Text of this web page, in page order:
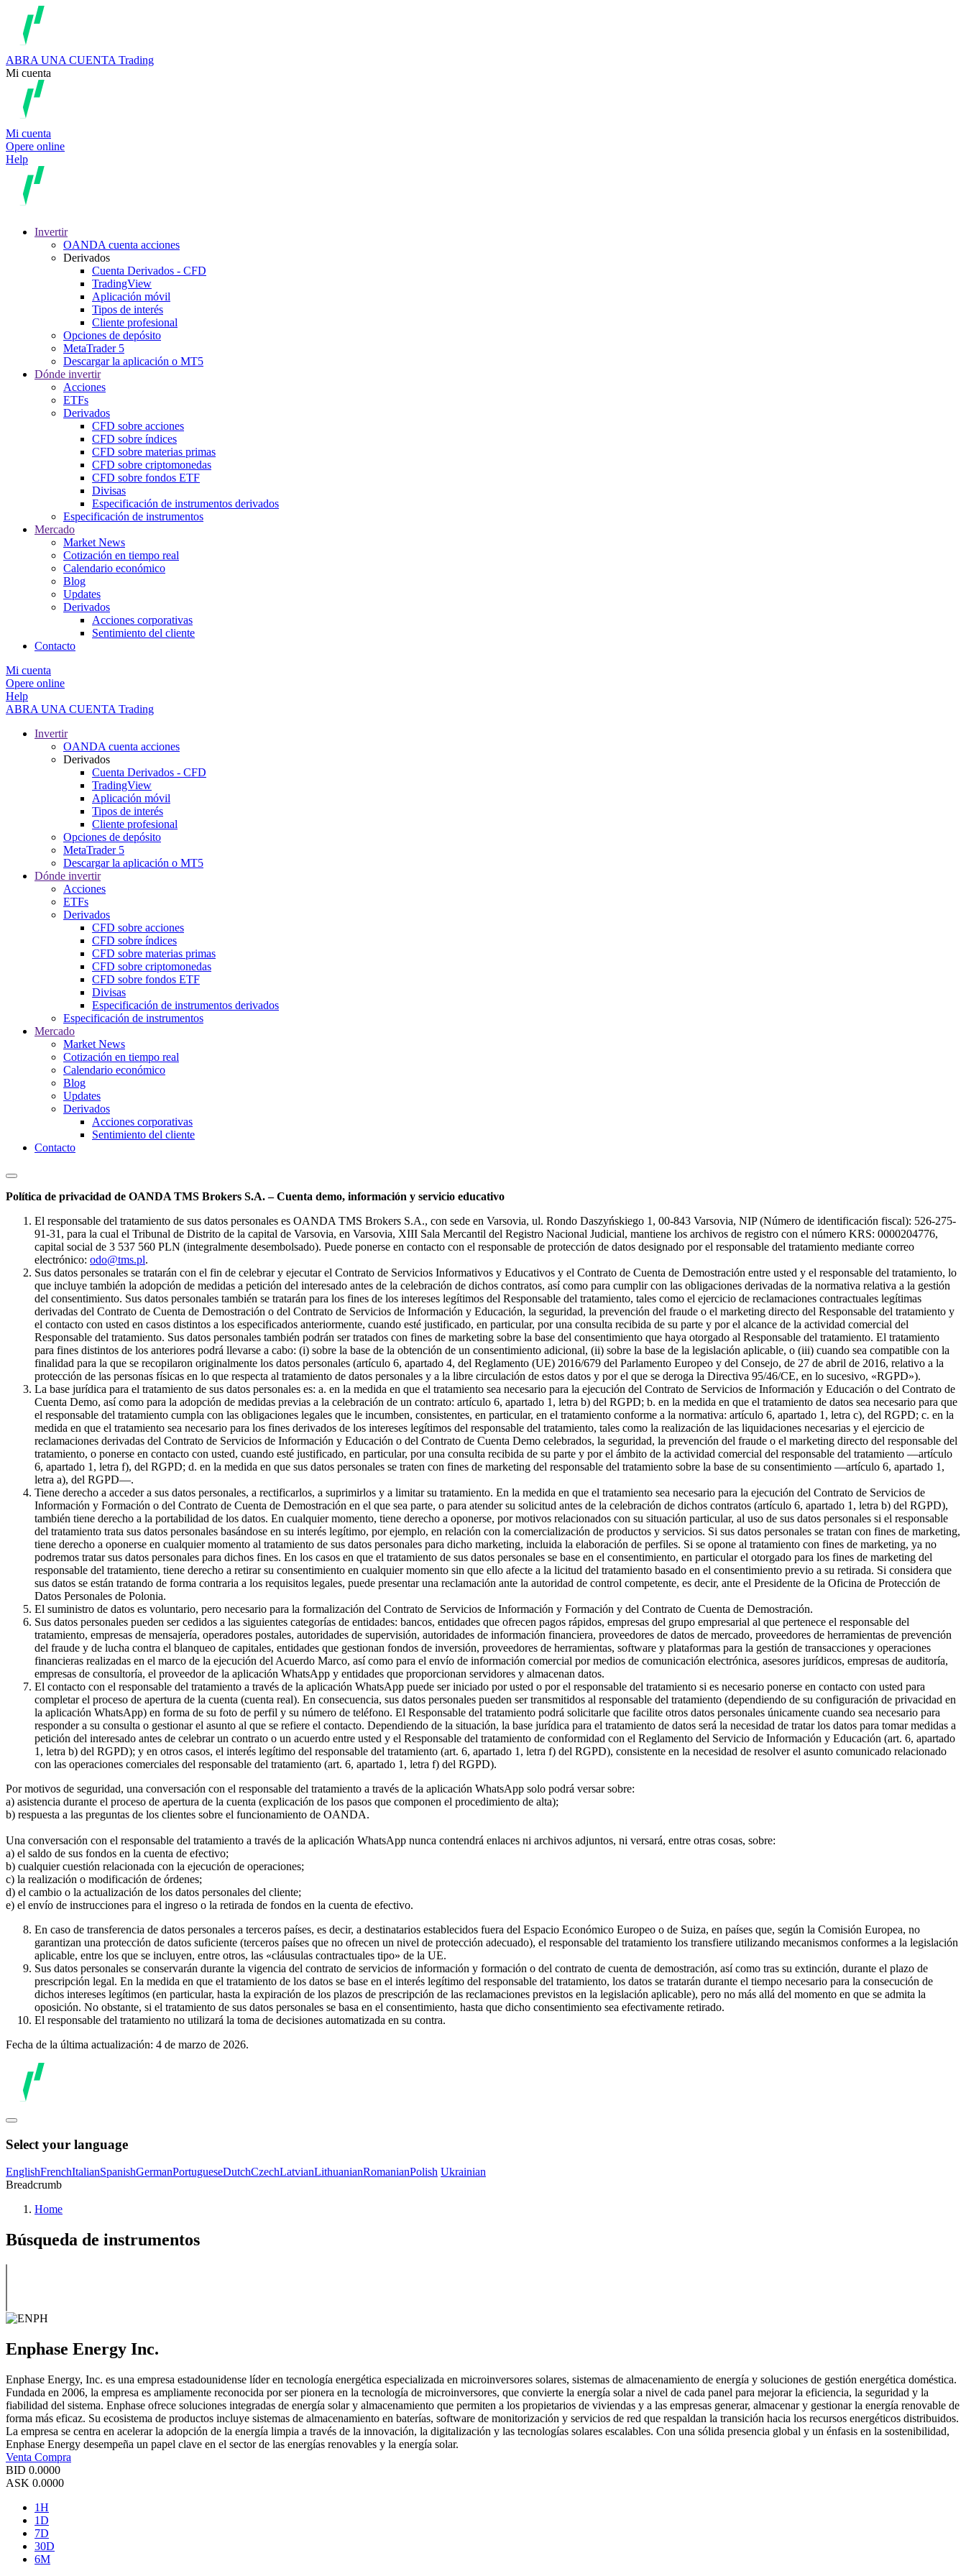
ABRA UNA CUENTA Trading
Mi cuenta
Mi cuenta
Opere online
Help
Invertir
OANDA cuenta acciones
Derivados
Cuenta Derivados - CFD
TradingView
Aplicación móvil
Tipos de interés
Cliente profesional
Opciones de depósito
MetaTrader 5
Descargar la aplicación o MT5
Dónde invertir
Acciones
ETFs
Derivados
CFD sobre acciones
CFD sobre índices
CFD sobre materias primas
CFD sobre criptomonedas
CFD sobre fondos ETF
Divisas
Especificación de instrumentos derivados
Especificación de instrumentos
Mercado
Market News
Cotización en tiempo real
Calendario económico
Blog
Updates
Derivados
Acciones corporativas
Sentimiento del cliente
Contacto
Mi cuenta
Opere online
Help
ABRA UNA CUENTA Trading
Invertir
OANDA cuenta acciones
Derivados
Cuenta Derivados - CFD
TradingView
Aplicación móvil
Tipos de interés
Cliente profesional
Opciones de depósito
MetaTrader 5
Descargar la aplicación o MT5
Dónde invertir
Acciones
ETFs
Derivados
CFD sobre acciones
CFD sobre índices
CFD sobre materias primas
CFD sobre criptomonedas
CFD sobre fondos ETF
Divisas
Especificación de instrumentos derivados
Especificación de instrumentos
Mercado
Market News
Cotización en tiempo real
Calendario económico
Blog
Updates
Derivados
Acciones corporativas
Sentimiento del cliente
Contacto
Política de privacidad de OANDA TMS Brokers S.A. – Cuenta demo, información y servicio educativo
El responsable del tratamiento de sus datos personales es OANDA TMS Brokers S.A., con sede en Varsovia, ul. Rondo Daszyńskiego 1, 00-843 Varsovia, NIP (Número de identificación fiscal): 526-275-
91-31, para la cual el Tribunal de Distrito de la capital de Varsovia, en Varsovia, XIII Sala Mercantil del Registro Nacional Judicial, mantiene los archivos de registro con el número KRS: 0000204776,
capital social de 3 537 560 PLN (integralmente desembolsado). Puede ponerse en contacto con el responsable de protección de datos designado por el responsable del tratamiento mediante correo
electrónico: odo@tms.pl.
Sus datos personales se tratarán con el fin de celebrar y ejecutar el Contrato de Servicios Informativos y Educativos y el Contrato de Cuenta de Demostración entre usted y el responsable del tratamiento, lo
que incluye también la adopción de medidas a petición del interesado antes de la celebración de dichos contratos, así como para cumplir con las obligaciones derivadas de la normativa relativa a la gestión
del consentimiento. Sus datos personales también se tratarán para los fines de los intereses legítimos del Responsable del tratamiento, tales como el ejercicio de reclamaciones contractuales legítimas
derivadas del Contrato de Cuenta de Demostración o del Contrato de Servicios de Información y Educación, la seguridad, la prevención del fraude o el marketing directo del Responsable del tratamiento y
el contacto con usted en casos distintos a los especificados anteriormente, cuando esté justificado, en particular, por una consulta recibida de su parte y por el alcance de la actividad comercial del
Responsable del tratamiento. Sus datos personales también podrán ser tratados con fines de marketing sobre la base del consentimiento que haya otorgado al Responsable del tratamiento. El tratamiento
para fines distintos de los anteriores podrá llevarse a cabo: (i) sobre la base de la obtención de un consentimiento adicional, (ii) sobre la base de la legislación aplicable, o (iii) cuando sea compatible con la
finalidad para la que se recopilaron originalmente los datos personales (artículo 6, apartado 4, del Reglamento (UE) 2016/679 del Parlamento Europeo y del Consejo, de 27 de abril de 2016, relativo a la
protección de las personas físicas en lo que respecta al tratamiento de datos personales y a la libre circulación de estos datos y por el que se deroga la Directiva 95/46/CE, en lo sucesivo, «RGPD»).
La base jurídica para el tratamiento de sus datos personales es: a. en la medida en que el tratamiento sea necesario para la ejecución del Contrato de Servicios de Información y Educación o del Contrato de
Cuenta Demo, así como para la adopción de medidas previas a la celebración de un contrato: artículo 6, apartado 1, letra b) del RGPD; b. en la medida en que el tratamiento de datos sea necesario para que
el responsable del tratamiento cumpla con las obligaciones legales que le incumben, consistentes, en particular, en el tratamiento conforme a la normativa: artículo 6, apartado 1, letra c), del RGPD; c. en la
medida en que el tratamiento sea necesario para los fines derivados de los intereses legítimos del responsable del tratamiento, tales como la realización de las liquidaciones necesarias y el ejercicio de
reclamaciones derivadas del Contrato de Servicios de Información y Educación o del Contrato de Cuenta Demo celebrados, la seguridad, la prevención del fraude o el marketing directo del responsable del
tratamiento, o ponerse en contacto con usted, cuando esté justificado, en particular, por una consulta recibida de su parte y por el ámbito de la actividad comercial del responsable del tratamiento —artículo
6, apartado 1, letra f), del RGPD; d. en la medida en que sus datos personales se traten con fines de marketing del responsable del tratamiento sobre la base de su consentimiento —artículo 6, apartado 1,
letra a), del RGPD—.
Tiene derecho a acceder a sus datos personales, a rectificarlos, a suprimirlos y a limitar su tratamiento. En la medida en que el tratamiento sea necesario para la ejecución del Contrato de Servicios de
Información y Formación o del Contrato de Cuenta de Demostración en el que sea parte, o para atender su solicitud antes de la celebración de dichos contratos (artículo 6, apartado 1, letra b) del RGPD),
también tiene derecho a la portabilidad de los datos. En cualquier momento, tiene derecho a oponerse, por motivos relacionados con su situación particular, al uso de sus datos personales si el responsable
del tratamiento trata sus datos personales basándose en su interés legítimo, por ejemplo, en relación con la comercialización de productos y servicios. Si sus datos personales se tratan con fines de marketing,
tiene derecho a oponerse en cualquier momento al tratamiento de sus datos personales para dicho marketing, incluida la elaboración de perfiles. Si se opone al tratamiento con fines de marketing, ya no
podremos tratar sus datos personales para dichos fines. En los casos en que el tratamiento de sus datos personales se base en el consentimiento, en particular el otorgado para los fines de marketing del
responsable del tratamiento, tiene derecho a retirar su consentimiento en cualquier momento sin que ello afecte a la licitud del tratamiento basado en el consentimiento previo a su retirada. Si considera que
sus datos se están tratando de forma contraria a los requisitos legales, puede presentar una reclamación ante la autoridad de control competente, es decir, ante el Presidente de la Oficina de Protección de
Datos Personales de Polonia.
El suministro de datos es voluntario, pero necesario para la formalización del Contrato de Servicios de Información y Formación y del Contrato de Cuenta de Demostración.
Sus datos personales pueden ser cedidos a las siguientes categorías de entidades: bancos, entidades que ofrecen pagos rápidos, empresas del grupo empresarial al que pertenece el responsable del
tratamiento, empresas de mensajería, operadores postales, autoridades de supervisión, autoridades de información financiera, proveedores de datos de mercado, proveedores de herramientas de prevención
del fraude y de lucha contra el blanqueo de capitales, entidades que gestionan fondos de inversión, proveedores de herramientas, software y plataformas para la gestión de transacciones y operaciones
financieras realizadas en el marco de la ejecución del Acuerdo Marco, así como para el envío de información comercial por medios de comunicación electrónica, asesores jurídicos, empresas de auditoría,
empresas de consultoría, el proveedor de la aplicación WhatsApp y entidades que proporcionan servidores y almacenan datos.
El contacto con el responsable del tratamiento a través de la aplicación WhatsApp puede ser iniciado por usted o por el responsable del tratamiento si es necesario ponerse en contacto con usted para
completar el proceso de apertura de la cuenta (cuenta real). En consecuencia, sus datos personales pueden ser transmitidos al responsable del tratamiento (dependiendo de su configuración de privacidad en
la aplicación WhatsApp) en forma de su foto de perfil y su número de teléfono. El Responsable del tratamiento podrá solicitarle que facilite otros datos personales únicamente cuando sea necesario para
responder a su consulta o gestionar el asunto al que se refiere el contacto. Dependiendo de la situación, la base jurídica para el tratamiento de datos será la necesidad de tratar los datos para tomar medidas a
petición del interesado antes de celebrar un contrato o un acuerdo entre usted y el Responsable del tratamiento de conformidad con el Reglamento del Servicio de Información y Educación (art. 6, apartado
1, letra b) del RGPD); y en otros casos, el interés legítimo del responsable del tratamiento (art. 6, apartado 1, letra f) del RGPD), consistente en la necesidad de resolver el asunto comunicado relacionado
con las operaciones comerciales del responsable del tratamiento (art. 6, apartado 1, letra f) del RGPD).
Por motivos de seguridad, una conversación con el responsable del tratamiento a través de la aplicación WhatsApp solo podrá versar sobre:
a) asistencia durante el proceso de apertura de la cuenta (explicación de los pasos que componen el procedimiento de alta);
b) respuesta a las preguntas de los clientes sobre el funcionamiento de OANDA.
Una conversación con el responsable del tratamiento a través de la aplicación WhatsApp nunca contendrá enlaces ni archivos adjuntos, ni versará, entre otras cosas, sobre:
a) el saldo de sus fondos en la cuenta de efectivo;
b) cualquier cuestión relacionada con la ejecución de operaciones;
c) la realización o modificación de órdenes;
d) el cambio o la actualización de los datos personales del cliente;
e) el envío de instrucciones para el ingreso o la retirada de fondos en la cuenta de efectivo.
En caso de transferencia de datos personales a terceros países, es decir, a destinatarios establecidos fuera del Espacio Económico Europeo o de Suiza, en países que, según la Comisión Europea, no
garantizan una protección de datos suficiente (terceros países que no ofrecen un nivel de protección adecuado), el responsable del tratamiento los transfiere utilizando mecanismos conformes a la legislación
aplicable, entre los que se incluyen, entre otros, las «cláusulas contractuales tipo» de la UE.
Sus datos personales se conservarán durante la vigencia del contrato de servicios de información y formación o del contrato de cuenta de demostración, así como tras su extinción, durante el plazo de
prescripción legal. En la medida en que el tratamiento de los datos se base en el interés legítimo del responsable del tratamiento, los datos se tratarán durante el tiempo necesario para la consecución de
dichos intereses legítimos (en particular, hasta la expiración de los plazos de prescripción de las reclamaciones previstos en la legislación aplicable), pero no más allá del momento en que se admita la
oposición. No obstante, si el tratamiento de sus datos personales se basa en el consentimiento, hasta que dicho consentimiento sea efectivamente retirado.
El responsable del tratamiento no utilizará la toma de decisiones automatizada en su contra.
Fecha de la última actualización: 4 de marzo de 2026.
Select your language
EnglishFrenchItalianSpanishGermanPortugueseDutchCzechLatvianLithuanianRomanianPolish Ukrainian
Breadcrumb
Home
Búsqueda de instrumentos
Enphase Energy Inc.
Enphase Energy, Inc. es una empresa estadounidense líder en tecnología energética especializada en microinversores solares, sistemas de almacenamiento de energía y soluciones de gestión energética doméstica.
Fundada en 2006, la empresa es ampliamente reconocida por ser pionera en la tecnología de microinversores, que convierte la energía solar a nivel de cada panel para mejorar la eficiencia, la seguridad y la
fiabilidad del sistema. Enphase ofrece soluciones integradas de energía solar y almacenamiento que permiten a los propietarios de viviendas y a las empresas generar, almacenar y gestionar la energía renovable de
forma más eficaz. Su ecosistema de productos incluye sistemas de almacenamiento en baterías, software de monitorización y servicios de red que respaldan la transición hacia los recursos energéticos distribuidos.
La empresa se centra en acelerar la adopción de la energía limpia a través de la innovación, la digitalización y las tecnologías solares escalables. Con una sólida presencia global y un énfasis en la sostenibilidad,
Enphase Energy desempeña un papel clave en el sector de las energías renovables y la energía solar.
Venta Compra
BID 0.0000
ASK 0.0000
1H
1D
7D
30D
6M